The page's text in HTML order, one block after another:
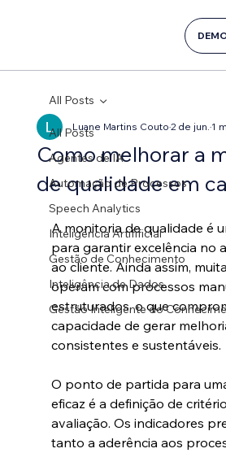
All Posts
Agentes de IA
Automação de Processos
Speech Analytics
Inteligência Artifificial
Gestão de Conhecimento
Inteligência de Dados
Gestão Inteligente do
All Posts
Como melhorar a
de qualidade em
Luane Martins Couto2 de jun.1
A monitoria de qualidade é
para garantir excelência no
ao cliente. Ainda assim,
operam com processos
estruturados, o que
capacidade de gerar
consistentes e sustentáveis.
O ponto de partida para
eficaz é a definição de
avaliação. Os indicadores
tanto a aderência aos